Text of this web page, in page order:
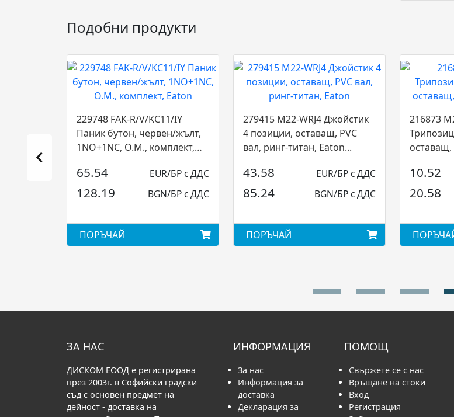
Подобни продукти
229748 FAK-R/V/KC11/IY
Паник бутон, червен/жълт,
1NO+1NC, О.М., комплект,
65.54 EUR/БР с ДДС
128.19 BGN/БР с ДДС
ПОРЪЧАЙ
279415 M22-WRJ4 Джойстик
4 позиции, оставащ, PVC
вал, ринг-титан, Eaton...
43.58 EUR/БР с ДДС
85.24 BGN/БР с ДДС
ПОРЪЧАЙ
216873
оставащ,
10.52
20.58
ЗА НАС
ДИСКОМ ЕООД е регистрирана
през 2003г. в Софийски градски
съд с основен предмет на
дейност - доставка на
ИНФОРМАЦИЯ
За нас
Информация за
доставка
Декларация за
ПОМОЩ
Свържете се с нас
Връщане на стоки
Вход
Регистрация